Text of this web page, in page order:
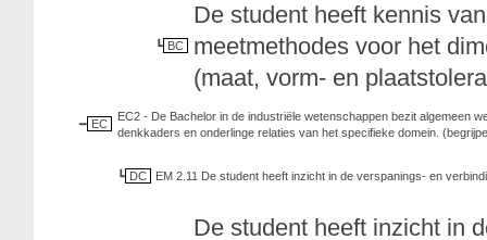
BC
De student heeft kennis
meetmethodes voor het
(maat, vorm- en
EC
EC2 - De Bachelor in de industriële wetenschappen bezit algemeen
denkkaders en onderlinge relaties van het specifieke domein.
DC EM 2.11 De student heeft inzicht in de verspanings- en
De student heeft inzicht in